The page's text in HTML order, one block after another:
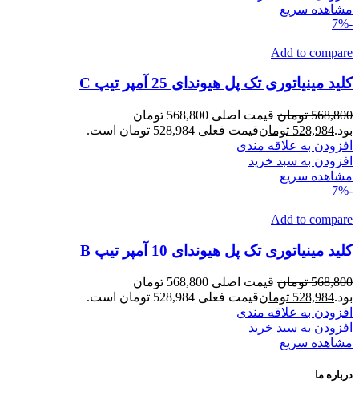
مشاهده سریع
-7%
Add to compare
کلید مینیاتوری تک پل هیوندای 25 آمپر تیپ C
568,800 تومان
قیمت اصلی 568,800 تومان
بود.528,984 تومانقیمت فعلی 528,984 تومان است.
افزودن به علاقه مندی
افزودن به سبد خرید
مشاهده سریع
-7%
Add to compare
کلید مینیاتوری تک پل هیوندای 10 آمپر تیپ B
568,800 تومان
قیمت اصلی 568,800 تومان
بود.528,984 تومانقیمت فعلی 528,984 تومان است.
افزودن به علاقه مندی
افزودن به سبد خرید
مشاهده سریع
درباره ما